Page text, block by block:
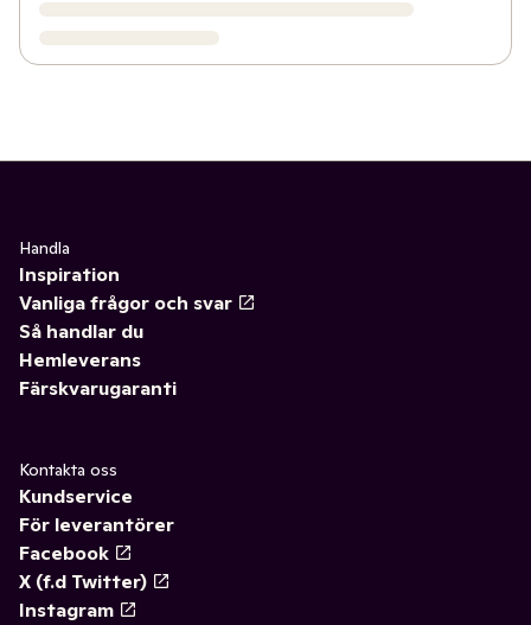
Handla
Inspiration
Vanliga frågor och svar
Så handlar du
Hemleverans
Färskvarugaranti
Kontakta oss
Kundservice
För leverantörer
Facebook
X (f.d Twitter)
Instagram